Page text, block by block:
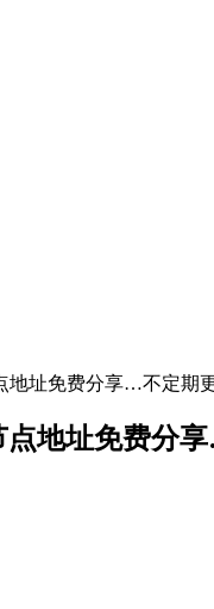
地址免费分享…不定
点地址免费